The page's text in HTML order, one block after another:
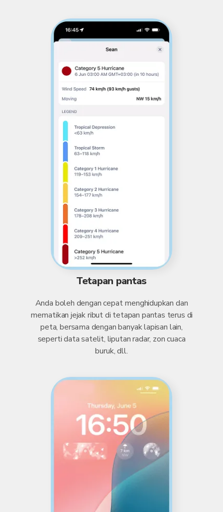
Tetapan pantas
Anda boleh dengan cepat menghidupkan dan
mematikan jejak ribut di tetapan pantas terus di
peta, bersama dengan banyak lapisan lain,
seperti data satelit, liputan radar, zon cuaca
buruk, dll.